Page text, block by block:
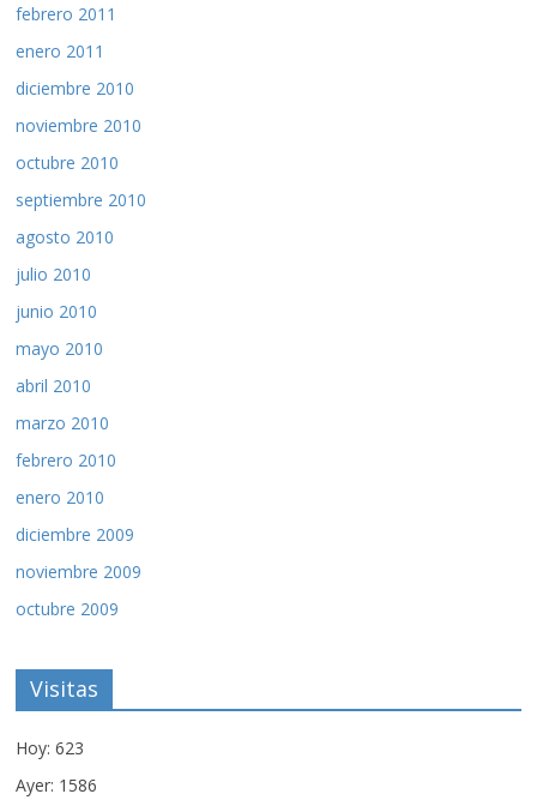
febrero 2011
enero 2011
diciembre 2010
noviembre 2010
octubre 2010
septiembre 2010
agosto 2010
julio 2010
junio 2010
mayo 2010
abril 2010
marzo 2010
febrero 2010
enero 2010
diciembre 2009
noviembre 2009
octubre 2009
Visitas
Hoy: 623
Ayer: 1586